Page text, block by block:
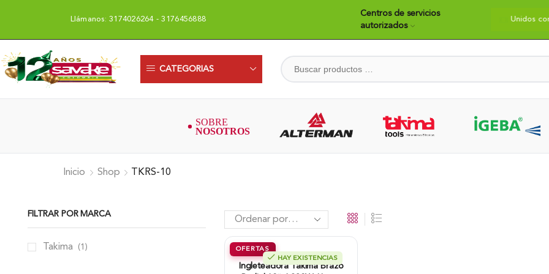
Llámanos: 3174026264 - 3176456888
Centros de servicios
autorizados
Unidos
CATEGORIAS
Inicio Shop TKRS-10
OFERTAS
HAY EXISTENCIAS
Ingleteadora Takima Brazo
FILTRAR POR MARCA
Takima (1)